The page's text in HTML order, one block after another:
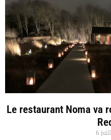
Le restaurant Noma va
6